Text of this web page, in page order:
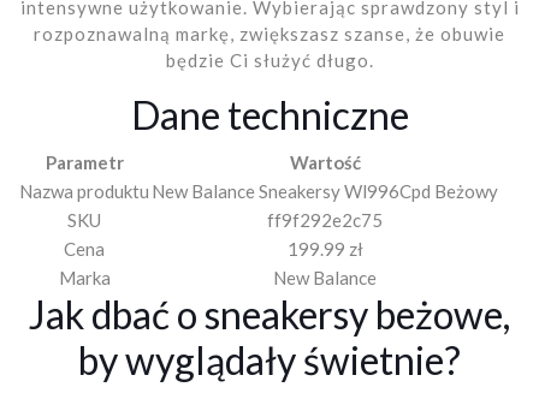
intensywne użytkowanie. Wybierając sprawdzony styl i
rozpoznawalną markę, zwiększasz szanse, że obuwie
będzie Ci służyć długo.
Dane techniczne
Parametr
Wartość
Nazwa produktu New Balance Sneakersy Wl996Cpd Beżowy
SKU
ff9f292e2c75
Cena
199.99 zł
Marka
New Balance
Jak dbać o sneakersy beżowe,
by wyglądały świetnie?